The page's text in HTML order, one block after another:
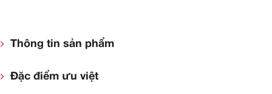
Thông tin sản phẩm
Đặc điểm ưu việt